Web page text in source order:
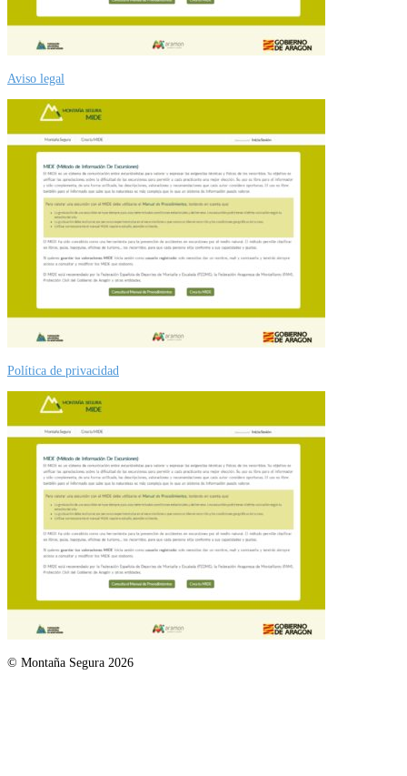
Aviso legal
Política de privacidad
© Montaña Segura 2026